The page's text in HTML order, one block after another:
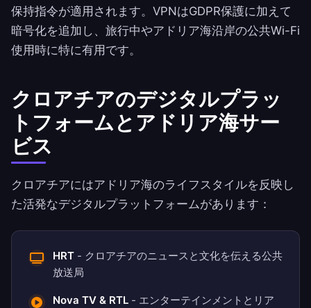
保持指令が適用されます。VPNはGDPR保護に加えて
暗号化を追加し、旅行中やアドリア海沿岸の公共Wi-Fi
使用時に特に有用です。
クロアチアのデジタルプラッ
トフォームとアドリア海サー
ビス
クロアチアにはアドリア海のライフスタイルを反映し
た活発なデジタルプラットフォームがあります：
HRT - クロアチアのニュースと文化を伝える公共
放送局
Nova TV & RTL - エンターテインメントとリア